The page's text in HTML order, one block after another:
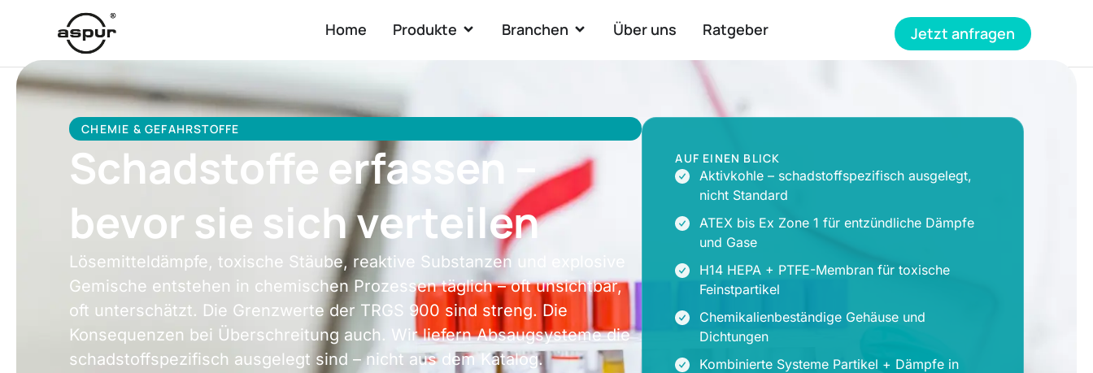
Home Produkte Branchen Über uns Ratgeber Jetzt anfragen
CHEMIE & GEFAHRSTOFFE
Schadstoffe erfassen –
bevor sie sich verteilen
Lösemitteldämpfe, toxische Stäube, reaktive Substanzen und explosive
Gemische entstehen in chemischen Prozessen täglich – oft unsichtbar,
oft unterschätzt. Die Grenzwerte der TRGS 900 sind streng. Die
Konsequenzen bei Überschreitung auch. Wir liefern Absaugsysteme die
schadstoffspezifisch ausgelegt sind – nicht aus dem Katalog.
AUF EINEN BLICK
Aktivkohle – schadstoffspezifisch ausgelegt,
nicht Standard
ATEX bis Ex Zone 1 für entzündliche Dämpfe
und Gase
H14 HEPA + PTFE-Membran für toxische
Feinstpartikel
Chemikalienbeständige Gehäuse und
Dichtungen
Kombinierte Systeme Partikel + Dämpfe in